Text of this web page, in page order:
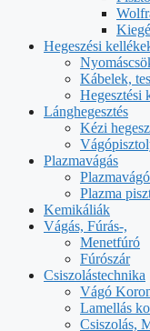
Hegeszési
Kábelek,
Hegesztési
Lánghegesztés
Kézi
Plazmavágás
Plazma
Kemikáliák
Vágás, Fúrás-,
Menetfúró
Fúrószár
Csiszolástechnika
Vágó
Lamellás
Csiszolás,